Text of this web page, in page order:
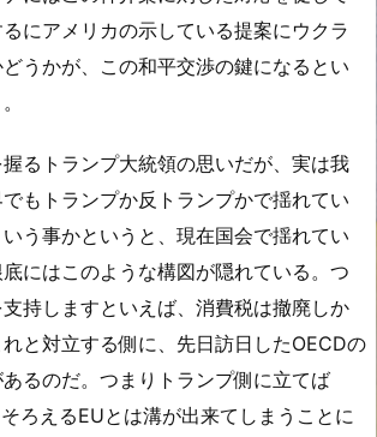
にアメリカの示している提案にウクラ
うかが、この和平交渉の鍵になるとい
るトランプ大統領の思いだが、実は我
もトランプか反トランプかで揺れてい
う事かというと、現在国会で揺れてい
にはこのような構図が隠れている。つ
持しますといえば、消費税は撤廃しか
と対立する側に、先日訪日したOECDの
るのだ。つまりトランプ側に立てば
ろえるEUとは溝が出来てしまうことに